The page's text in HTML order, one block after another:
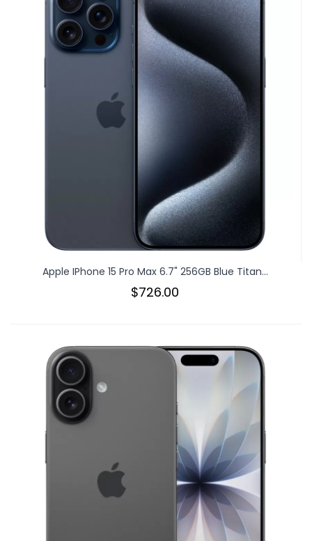
Apple IPhone 15 Pro Max 6.7" 256GB Blue Titan...
$726.00